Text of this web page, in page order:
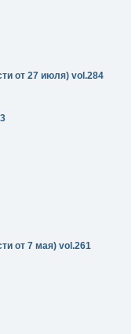
от 27 июля) vol.284
от 7 мая) vol.261